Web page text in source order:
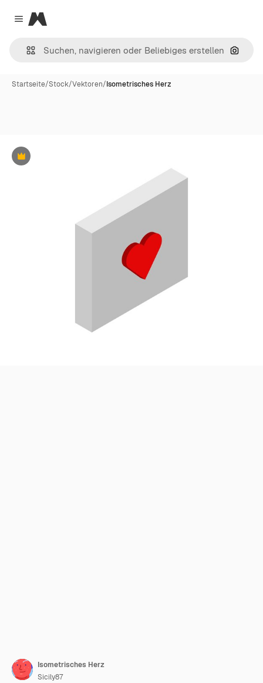
Close menu
Magnific
Nach
Startseite/Stock/Vektoren/Isometrisches Herz
Premium
Isometrisches Herz
Sicily87